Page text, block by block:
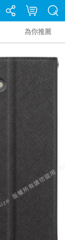
為你推薦